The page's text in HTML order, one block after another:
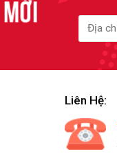
Liên Hệ: